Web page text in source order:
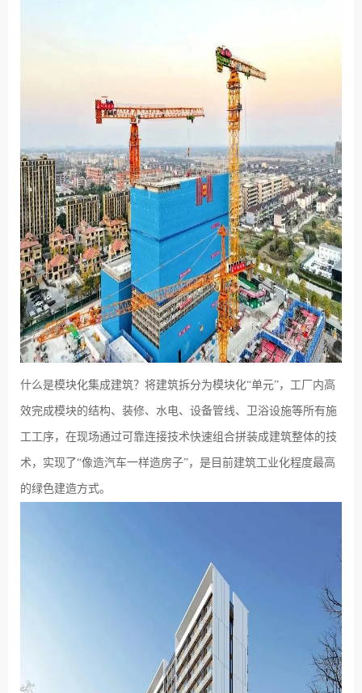
什么是模块化集成建筑？将建筑拆分为模块化“单元”，工厂内高
效完成模块的结构、装修、水电、设备管线、卫浴设施等所有施
工工序，在现场通过可靠连接技术快速组合拼装成建筑整体的技
术，实现了“像造汽车一样造房子”，是目前建筑工业化程度最高
的绿色建造方式。